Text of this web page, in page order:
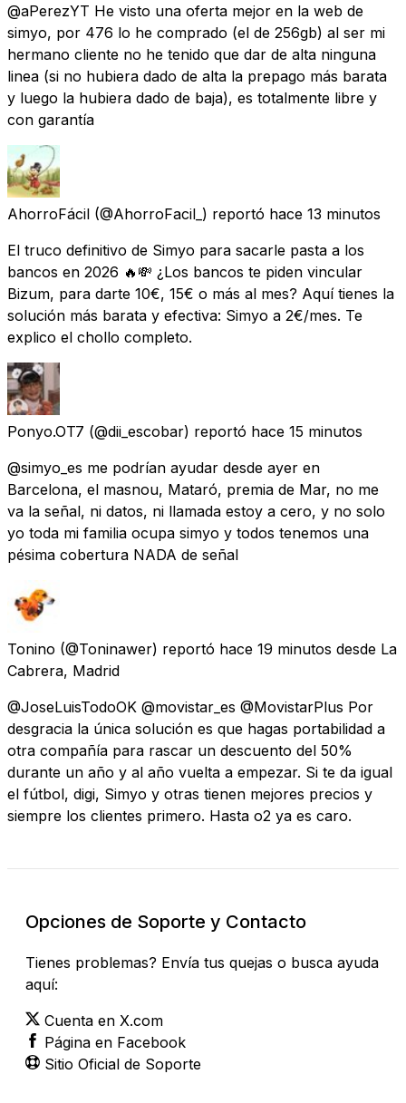
@aPerezYT He visto una oferta mejor en la web de
simyo, por 476 lo he comprado (el de 256gb) al ser mi
hermano cliente no he tenido que dar de alta ninguna
linea (si no hubiera dado de alta la prepago más barata
y luego la hubiera dado de baja), es totalmente libre y
con garantía
AhorroFácil (@AhorroFacil_) reportó hace 13 minutos
El truco definitivo de Simyo para sacarle pasta a los
bancos en 2026 🔥💸 ¿Los bancos te piden vincular
Bizum, para darte 10€, 15€ o más al mes? Aquí tienes la
solución más barata y efectiva: Simyo a 2€/mes. Te
explico el chollo completo.
Ponyo.OT7 (@dii_escobar) reportó hace 15 minutos
@simyo_es me podrían ayudar desde ayer en
Barcelona, el masnou, Mataró, premia de Mar, no me
va la señal, ni datos, ni llamada estoy a cero, y no solo
yo toda mi familia ocupa simyo y todos tenemos una
pésima cobertura NADA de señal
Tonino (@Toninawer) reportó hace 19 minutos desde La
Cabrera, Madrid
@JoseLuisTodoOK @movistar_es @MovistarPlus Por
desgracia la única solución es que hagas portabilidad a
otra compañía para rascar un descuento del 50%
durante un año y al año vuelta a empezar. Si te da igual
el fútbol, digi, Simyo y otras tienen mejores precios y
siempre los clientes primero. Hasta o2 ya es caro.
Opciones de Soporte y Contacto
Tienes problemas? Envía tus quejas o busca ayuda
aquí:
Cuenta en X.com
Página en Facebook
Sitio Oficial de Soporte